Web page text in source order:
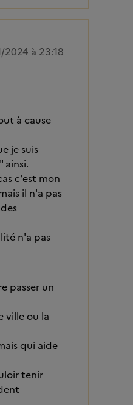
2024 à 23:18
à cause
je suis
ainsi.
c'est mon
il n'a pas
n'a pas
passer un
ville ou la
qui aide
tenir